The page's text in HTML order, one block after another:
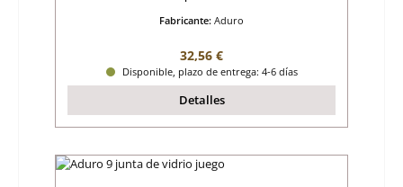
Fabricante: Aduro
Precio normal:
32,56 €
Disponible, plazo de entrega: 4-6 días
Detalles